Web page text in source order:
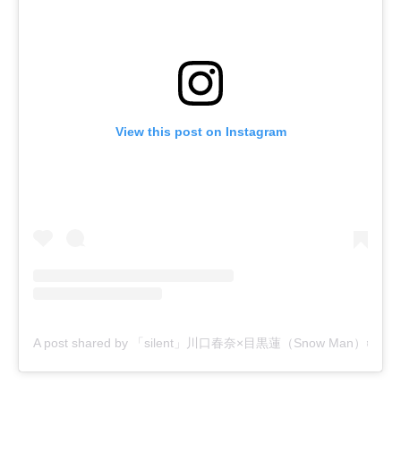
View this post on Instagram
A post shared by 「silent」川口春奈×目黒蓮（Snow Man）❄️毎